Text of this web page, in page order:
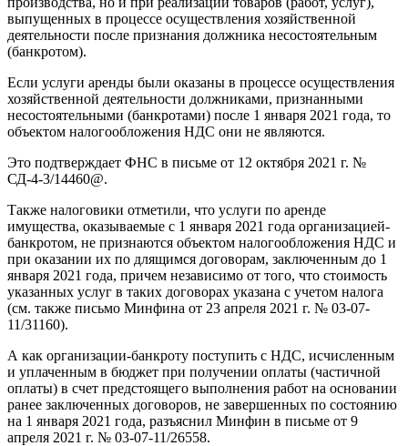
выпущенных в процессе осуществления хозяйственной
деятельности после признания должника несостоятельным
(банкротом).
Если услуги аренды были оказаны в процессе осуществления
хозяйственной деятельности должниками, признанными
несостоятельными (банкротами) после 1 января 2021 года, то
объектом налогообложения НДС они не являются.
Это подтверждает ФНС в письме от 12 октября 2021 г. №
СД-4-3/14460@.
Также налоговики отметили, что услуги по аренде
имущества, оказываемые с 1 января 2021 года организацией-
банкротом, не признаются объектом налогообложения НДС и
при оказании их по длящимся договорам, заключенным до 1
января 2021 года, причем независимо от того, что стоимость
указанных услуг в таких договорах указана с учетом налога
(см. также письмо Минфина от 23 апреля 2021 г. № 03-07-
11/31160).
А как организации-банкроту поступить с НДС, исчисленным
и уплаченным в бюджет при получении оплаты (частичной
оплаты) в счет предстоящего выполнения работ на основании
ранее заключенных договоров, не завершенных по состоянию
на 1 января 2021 года, разъяснил Минфин в письме от 9
апреля 2021 г. № 03-07-11/26558.